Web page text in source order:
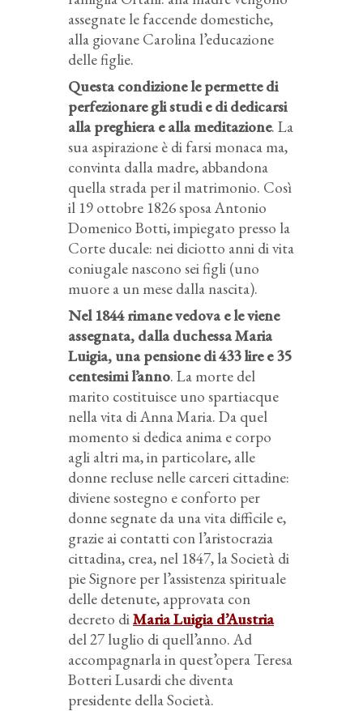
assegnate le faccende domestiche,
alla giovane Carolina l’educazione
delle figlie.
Questa condizione le permette di
perfezionare gli studi e di dedicarsi
alla preghiera e alla meditazione. La
sua aspirazione è di farsi monaca ma,
convinta dalla madre, abbandona
quella strada per il matrimonio. Così
il 19 ottobre 1826 sposa Antonio
Domenico Botti, impiegato presso la
Corte ducale: nei diciotto anni di vita
coniugale nascono sei figli (uno
muore a un mese dalla nascita).
Nel 1844 rimane vedova e le viene
assegnata, dalla duchessa Maria
Luigia, una pensione di 433 lire e 35
centesimi l’anno. La morte del
marito costituisce uno spartiacque
nella vita di Anna Maria. Da quel
momento si dedica anima e corpo
agli altri ma, in particolare, alle
donne recluse nelle carceri cittadine:
diviene sostegno e conforto per
donne segnate da una vita difficile e,
grazie ai contatti con l’aristocrazia
cittadina, crea, nel 1847, la Società di
pie Signore per l’assistenza spirituale
delle detenute, approvata con
decreto diMaria Luigia d’Austria
del 27 luglio di quell’anno. Ad
accompagnarla in quest’opera Teresa
Botteri Lusardi che diventa
presidente della Società.